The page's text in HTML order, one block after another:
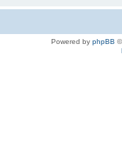
Powered by phpBB